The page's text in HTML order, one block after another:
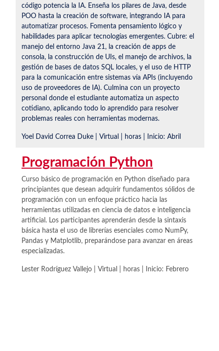
código potencia la IA. Enseña los pilares de Java, desde
POO hasta la creación de software, integrando IA para
automatizar procesos. Fomenta pensamiento lógico y
habilidades para aplicar tecnologías emergentes. Cubre: el
manejo del entorno Java 21, la creación de apps de
consola, la construcción de UIs, el manejo de archivos, la
gestión de bases de datos SQL locales, y el uso de HTTP
para la comunicación entre sistemas vía APIs (incluyendo
uso de proveedores de IA). Culmina con un proyecto
personal donde el estudiante automatiza un aspecto
cotidiano, aplicando todo lo aprendido para resolver
problemas reales con herramientas modernas.
Yoel David Correa Duke | Virtual | horas | Inicio: Abril
Programación Python
Curso básico de programación en Python diseñado para
principiantes que desean adquirir fundamentos sólidos de
programación con un enfoque práctico hacia las
herramientas utilizadas en ciencia de datos e inteligencia
artificial. Los participantes aprenderán desde la sintaxis
básica hasta el uso de librerías esenciales como NumPy,
Pandas y Matplotlib, preparándose para avanzar en áreas
especializadas.
Lester Rodríguez Vallejo | Virtual | horas | Inicio: Febrero